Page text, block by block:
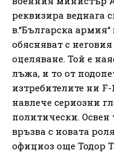
реквизира веднага
в.“Българска
обясняват с
оцеляване. Той е
лъжа, и то от
изтребителите ни
навлече сериозни
политически. Освен
връзва с новата
официоз още Тодор